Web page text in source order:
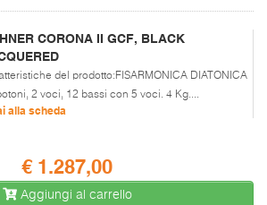
CORONA II GCF, BLACK
del prodotto:FISARMONICA DIATONICA
2 voci, 12 bassi con 5 voci. 4 Kg....
alla scheda
€ 1.287,00
Aggiungi al carrello